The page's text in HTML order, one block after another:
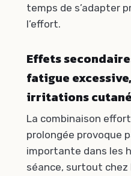
temps de s’adapter
l’effort.
Effets
fatigue
irritations
La combinaison
prolongée provoque
importante dans les
séance, surtout